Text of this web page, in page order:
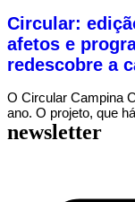
Circular:
afetos e
redescobre a
O Circular Campina
ano. O projeto, que
newsletter